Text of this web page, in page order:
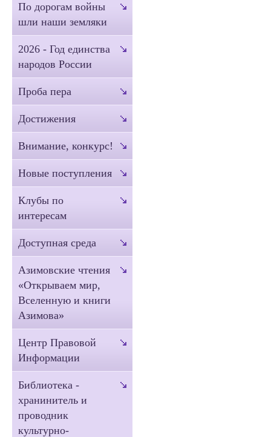
По дорогам войны
шли наши земляки
2026 - Год единства
народов России
Проба пера
Достижения
Внимание, конкурс!
Новые поступления
Клубы по
интересам
Доступная среда
Азимовские чтения
«Открываем мир,
Вселенную и книги
Азимова»
Центр Правовой
Информации
Библиотека -
хранинитель и
проводник
культурно-